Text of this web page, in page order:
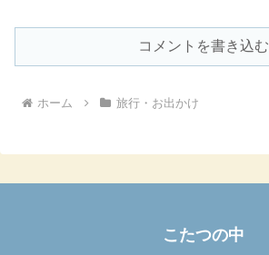
コメントを書き込む
ホーム 旅行・お出かけ
こたつの中